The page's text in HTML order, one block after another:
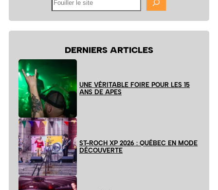
DERNIERS ARTICLES
UNE VÉRITABLE FOIRE POUR LES 15
ANS DE APES
ST-ROCH XP 2026 : QUÉBEC EN MODE
DÉCOUVERTE